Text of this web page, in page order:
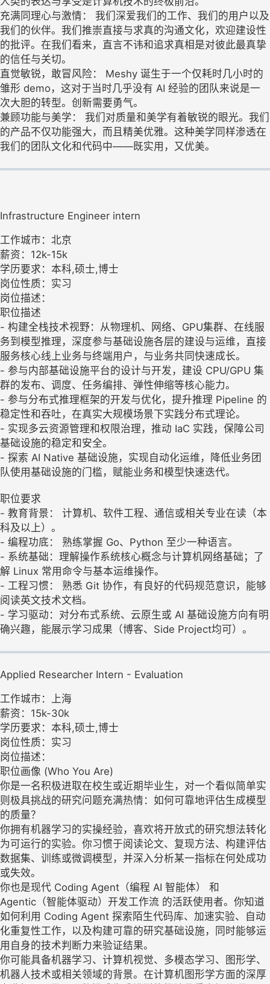
充满同理心与激情： 我们深爱我们的工作、我们的用户以及
我们的伙伴。我们推崇直接与求真的沟通文化，欢迎建设性
的批评。在我们看来，直言不讳和追求真相是对彼此最真挚
的信任与关切。
直觉敏锐，敢冒风险： Meshy 诞生于一个仅耗时几小时的
雏形 demo，这对于当时几乎没有 AI 经验的团队来说是一
次大胆的转型。创新需要勇气。
兼顾功能与美学： 我们对质量和美学有着敏锐的眼光。我们
的产品不仅功能强大，而且精美优雅。这种美学同样渗透在
我们的团队文化和代码中——既实用，又优美。
Infrastructure Engineer intern
工作城市：北京
薪资：12k-15k
学历要求：本科,硕士,博士
岗位性质：实习
岗位描述：
职位描述
- 构建全栈技术视野：从物理机、网络、GPU集群、在线服
务到模型推理，深度参与基础设施各层的建设与运维，直接
服务核心线上业务与终端用户，与业务共同快速成长。
- 参与内部基础设施平台的设计与开发，建设 CPU/GPU 集
群的发布、调度、任务编排、弹性伸缩等核心能力。
- 参与分布式推理框架的开发与优化，提升推理 Pipeline 的
稳定性和吞吐，在真实大规模场景下实践分布式理论。
- 实现多云资源管理和权限治理，推动 IaC 实践，保障公司
基础设施的稳定和安全。
- 探索 AI Native 基础设施，实现自动化运维，降低业务团
队使用基础设施的门槛，赋能业务和模型快速迭代。
职位要求
- 教育背景： 计算机、软件工程、通信或相关专业在读（本
科及以上）。
- 编程功底： 熟练掌握 Go、Python 至少一种语言。
- 系统基础：理解操作系统核心概念与计算机网络基础；了
解 Linux 常用命令与基本运维操作。
- 工程习惯： 熟悉 Git 协作，有良好的代码规范意识，能够
阅读英文技术文档。
- 学习驱动：对分布式系统、云原生或 AI 基础设施方向有明
确兴趣，能展示学习成果（博客、Side Project均可）。
Applied Researcher Intern - Evaluation
工作城市：上海
薪资：15k-30k
学历要求：本科,硕士,博士
岗位性质：实习
岗位描述：
职位画像 (Who You Are)
你是一名积极进取在校生或近期毕业生，对一个看似简单实
则极具挑战的研究问题充满热情：如何可靠地评估生成模型
的质量？
你拥有机器学习的实操经验，喜欢将开放式的研究想法转化
为可运行的实验。你习惯于阅读论文、复现方法、构建评估
数据集、训练或微调模型，并深入分析某一指标在何处成功
或失效。
你也是现代 Coding Agent（编程 AI 智能体） 和
Agentic（智能体驱动）开发工作流 的活跃使用者。你知道
如何利用 Coding Agent 探索陌生代码库、加速实验、自动
化重复性工作，以及构建可靠的研究基础设施，同时能够运
用自身的技术判断力来验证结果。
你可能具备机器学习、计算机视觉、多模态学习、图形学、
机器人技术或相关领域的背景。在计算机图形学方面的深厚